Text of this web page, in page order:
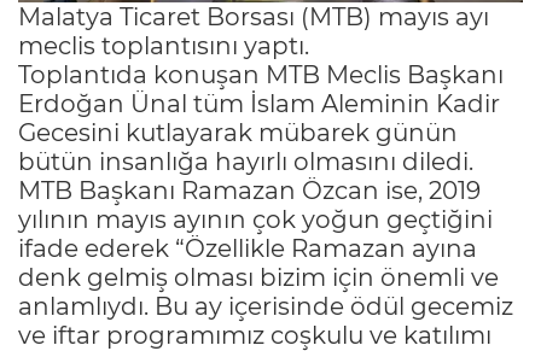
Malatya Ticaret Borsası (MTB) mayıs ayı
meclis toplantısını yaptı.
Toplantıda konuşan MTB Meclis Başkanı
Erdoğan Ünal tüm İslam Aleminin Kadir
Gecesini kutlayarak mübarek günün
bütün insanlığa hayırlı olmasını diledi.
MTB Başkanı Ramazan Özcan ise, 2019
yılının mayıs ayının çok yoğun geçtiğini
ifade ederek “Özellikle Ramazan ayına
denk gelmiş olması bizim için önemli ve
anlamlıydı. Bu ay içerisinde ödül gecemiz
ve iftar programımız coşkulu ve katılımı